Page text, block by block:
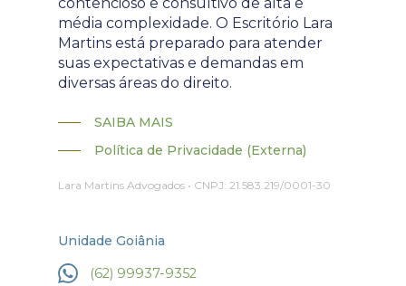
média complexidade. O Escritório Lara
Martins está preparado para atender
suas expectativas e demandas em
diversas áreas do direito.
SAIBA MAIS
Política de Privacidade (Externa)
Lara Martins Advogados • CNPJ: 21.583.219/0001-30
Unidade Goiânia
(62) 99937-9352